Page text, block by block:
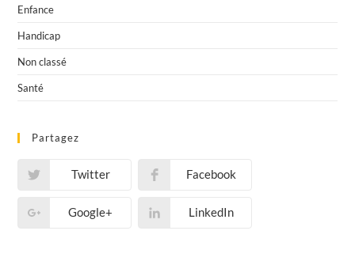
Enfance
Handicap
Non classé
Santé
Partagez
Twitter Facebook
Google+ LinkedIn